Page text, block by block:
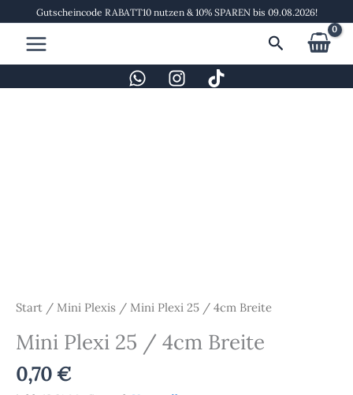
springen
Gutscheincode RABATT10 nutzen & 10% SPAREN bis 09.08.2026!
Suchen
Start / Mini Plexis / Mini Plexi 25 / 4cm Breite
Mini Plexi 25 / 4cm Breite
0,70€